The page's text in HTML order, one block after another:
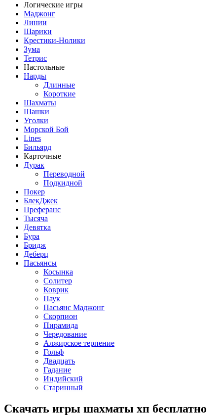
Логические игры
Маджонг
Линии
Шарики
Крестики-Нолики
Зума
Тетрис
Настольные
Нарды
Длинные
Короткие
Шахматы
Шашки
Уголки
Морской Бой
Lines
Бильярд
Карточные
Дурак
Переводной
Подкидной
Покер
БлекДжек
Преферанс
Тысяча
Девятка
Бура
Бридж
Деберц
Пасьянсы
Косынка
Солитер
Коврик
Паук
Пасьянс Маджонг
Скорпион
Пирамида
Чередование
Алжирское терпение
Гольф
Двадцать
Гадание
Индийский
Старинный
Скачать игры шахматы хп бесплатно